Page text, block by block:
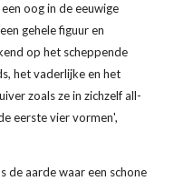
oog in de eeuwige
gehele figuur en
op het scheppende
het vaderlijke en het
zoals ze in zichzelf all-
eerste vier vormen',
de aarde waar een schone